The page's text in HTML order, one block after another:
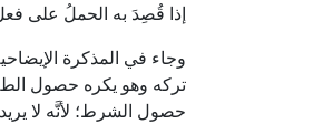
إذا قُصِدَ به الحملُ على
وجاء في المذكرة
تركه وهو يكره حصول
حصول الشرط؛ لأنَّه لا